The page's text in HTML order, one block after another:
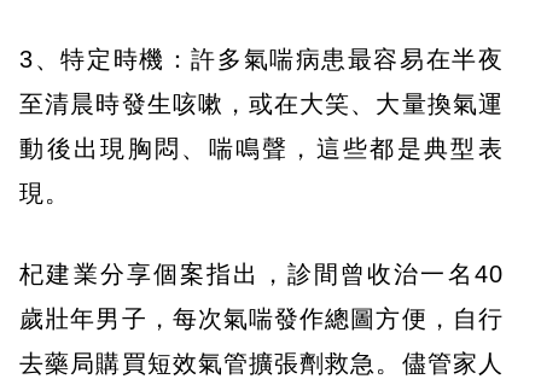
3、特定時機：許多氣喘病患最容易在半夜
至清晨時發生咳嗽，或在大笑、大量換氣運
動後出現胸悶、喘鳴聲，這些都是典型表
現。
杞建業分享個案指出，診間曾收治一名40
歲壯年男子，每次氣喘發作總圖方便，自行
去藥局購買短效氣管擴張劑救急。儘管家人